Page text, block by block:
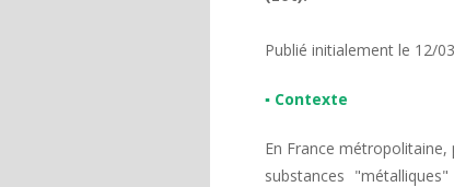
Publié initialement le 12/
▪ Contexte
En France métropolitaine,
substances